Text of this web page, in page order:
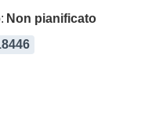
Non pianificato